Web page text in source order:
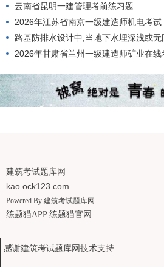
云南省昆明一建管理考前练习题
2026年江苏省南京一级建造师机电考试
路基防排水设计中,当地下水埋深浅或无
2026年甘肃省兰州一级建造师矿业在
建筑考试题库网
kao.ock123.com
Powered By 建筑考试题库网
练题猫APP 练题猫官网
感谢建筑考试题库网技术支持